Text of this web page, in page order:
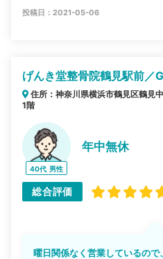
投稿日：2021-05-06
げんき堂整骨院鶴見駅前／
住所：神奈川県横浜市鶴見区鶴見
1階
40代 男性
年中無休
総合評価
曜日関係なく営業しているの